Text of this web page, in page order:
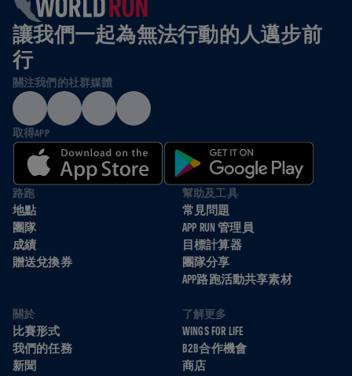
讓我們一起為無法行動的人邁步前
行
關注我們的社群媒體
取得APP
路跑
地點
團隊
成績
贈送兌換券
幫助及工具
常見問題
APP RUN 管理員
目標計算器
團隊分享
APP路跑活動共享素材
關於
比賽形式
我們的任務
新聞
了解更多
WINGS FOR LIFE
B2B合作機會
商店